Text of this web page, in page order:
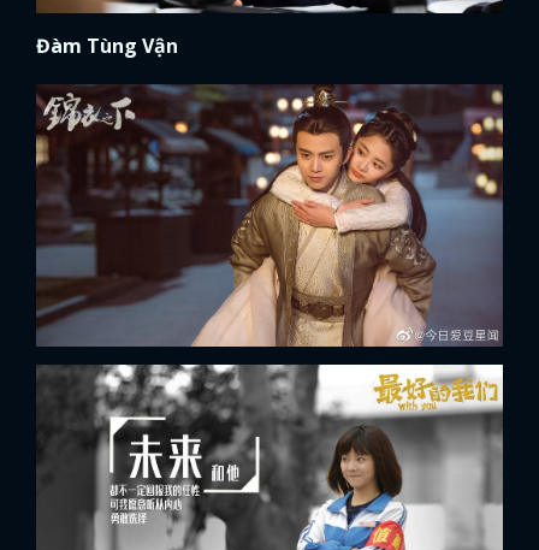
Đàm Tùng Vận